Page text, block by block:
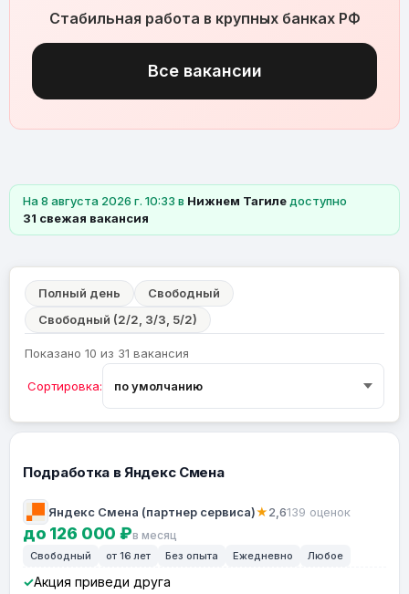
Стабильная работа в крупных банках РФ
Все вакансии
На 8 августа 2026 г. 10:33 в Нижнем Тагиле доступно
31 свежая вакансия
Полный день
Свободный
Свободный (2/2, 3/3, 5/2)
Показано 10 из 31 вакансия
Сортировка:
Подработка в Яндекс Смена
Яндекс Смена (партнер сервиса)★2,6139 оценок
до 126 000 ₽в месяц
Свободный от 16 лет Без опыта Ежедневно Любое
Акция приведи друга